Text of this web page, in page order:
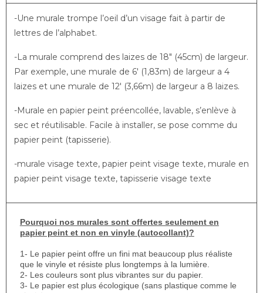
-Une murale trompe l’oeil d’un visage fait à partir de
lettres de l’alphabet.
-La murale comprend des laizes de 18″ (45cm) de largeur.
Par exemple, une murale de 6′ (1,83m) de largeur a 4
laizes et une murale de 12′ (3,66m) de largeur a 8 laizes.
-Murale en papier peint préencollée, lavable, s’enlève à
sec et réutilisable. Facile à installer, se pose comme du
papier peint (tapisserie).
-murale visage texte, papier peint visage texte, murale en
papier peint visage texte, tapisserie visage texte
Pourquoi nos murales sont offertes seulement en
papier peint et non en vinyle (autocollant)?
1- Le papier peint offre un fini mat beaucoup plus réaliste
que le vinyle et résiste plus longtemps à la lumière.
2- Les couleurs sont plus vibrantes sur du papier.
3- Le papier est plus écologique (sans plastique comme le